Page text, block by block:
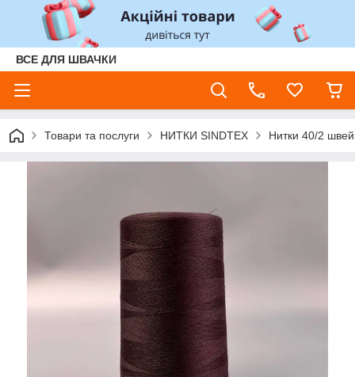
ВСЕ ДЛЯ ШВАЧКИ
Товари та послуги НИТКИ SINDTEX Нитки 40/2